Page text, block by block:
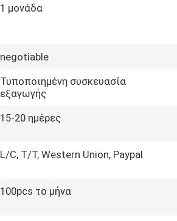
1 μονάδα
negotiable
Τυποποιημένη συσκευασία
εξαγωγής
15-20 ημέρες
L/C, T/T, Western Union, Paypal
100pcs το μήνα